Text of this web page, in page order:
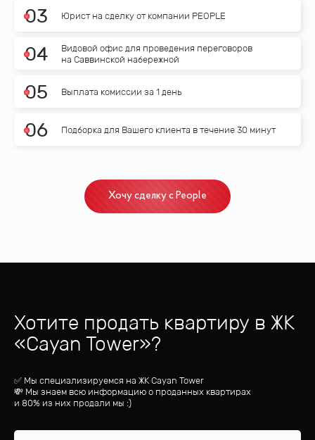
03 Юрист на сделку от компании PEOPLE
04
Видовой офис для проведения переговоров
на Саввинской набережной
05 Выплата комиссии за 1 день
06 Подборка для Вашего клиента в течение 30 минут
Хочу сделку с People
Хотите продать квартиру в ЖК
«Cayan Tower»?
✅ Мы специализируемся на ЖКCayan Tower
💸 Мы знаем всю информацию о проданных квартирах
и 80% из них продали мы :)